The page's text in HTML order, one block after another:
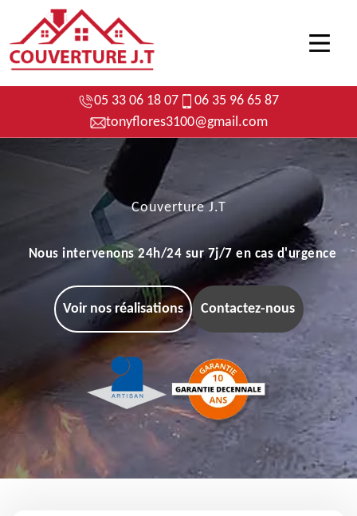
05 33 06 18 07
06 35 96 65 87
tonyflores3100@gmail.com
Couverture J.T
Nous intervenons 24h/24 sur 7j/7 en cas d'urgence
Voir nos réalisations Contactez-nous